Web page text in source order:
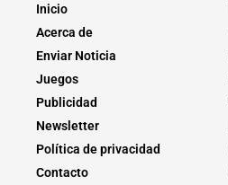
Inicio
Acerca de
Enviar Noticia
Juegos
Publicidad
Newsletter
Política de privacidad
Contacto